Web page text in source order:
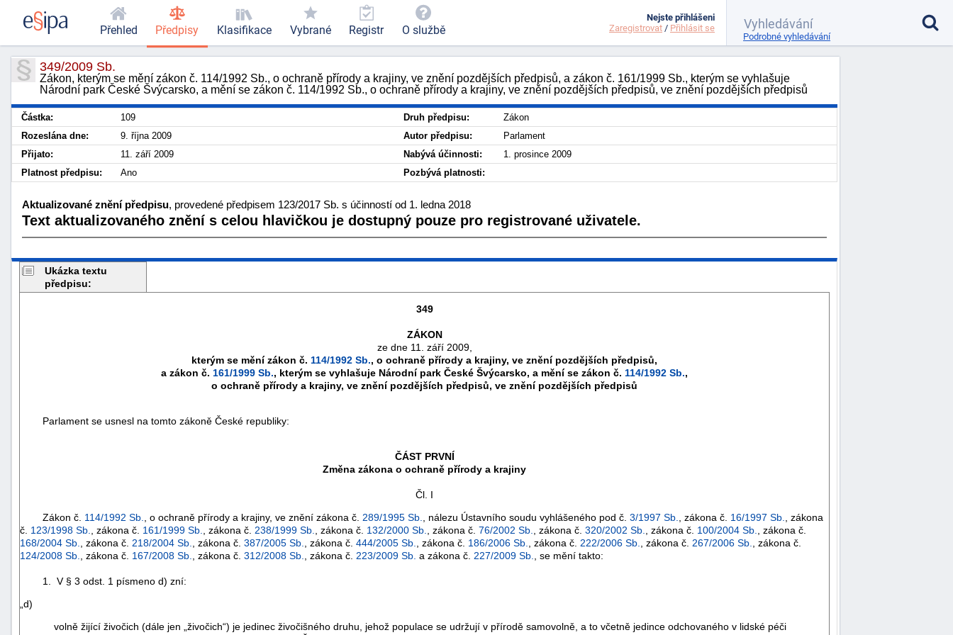
349/2009 Sb.
Zákon, kterým se mění zákon č. 114/1992 Sb., o ochraně přírody a krajiny, ve znění pozdějších předpisů, a zákon č. 161/1999 Sb., kterým se vyhlašuje
Národní park České Švýcarsko, a mění se zákon č. 114/1992 Sb., o ochraně přírody a krajiny, ve znění pozdějších předpisů, ve znění pozdějších předpisů
Částka: 109 Druh předpisu:
Zákon
Rozeslána dne:
9. října 2009 Autor předpisu:
Parlament
Přijato:
11. září 2009 Nabývá účinnosti:
1. prosince 2009
Platnost předpisu:
Ano Pozbývá platnosti:
Aktualizované znění předpisu, provedené předpisem 123/2017 Sb. s účinností od 1. ledna 2018
Text aktualizovaného znění s celou hlavičkou je dostupný pouze pro registrované uživatele.
Ukázka textu
předpisu:
349
ZÁKON
ze dne 11. září 2009,
kterým se mění zákon č. 114/1992 Sb., o ochraně přírody a krajiny, ve znění pozdějších předpisů,
a zákon č. 161/1999 Sb., kterým se vyhlašuje Národní park České Švýcarsko, a mění se zákon č. 114/1992 Sb.,
o ochraně přírody a krajiny, ve znění pozdějších předpisů, ve znění pozdějších předpisů
Parlament se usnesl na tomto zákoně České republiky:
ČÁST PRVNÍ
Změna zákona o ochraně přírody a krajiny
Čl. I
Zákon č. 114/1992 Sb. , o ochraně přírody a krajiny, ve znění zákona č. 289/1995 Sb. , nálezu Ústavního soudu vyhlášeného pod č. 3/1997 Sb. , zákona č. 16/1997 Sb.
, zákona
č. 123/1998 Sb. , zákona č. 161/1999 Sb. , zákona č. 238/1999 Sb. , zákona č. 132/2000 Sb. , zákona č. 76/2002 Sb. , zákona č. 320/2002 Sb. , zákona č. 100/2004 Sb.
, zákona č.
168/2004 Sb.
, zákona č. 218/2004 Sb. , zákona č. 387/2005 Sb. , zákona č. 444/2005 Sb. , zákona č. 186/2006 Sb. , zákona č. 222/2006 Sb. , zákona č. 267/2006 Sb.
, zákona č.
124/2008 Sb.
, zákona č. 167/2008 Sb. , zákona č. 312/2008 Sb. , zákona č. 223/2009 Sb. a zákona č. 227/2009 Sb. , se mění takto:
1. V § 3 odst. 1 písmeno d) zní:
„d)
volně žijící živočich (dále jen „živočich“) je jedinec živočišného druhu, jehož populace se udržují v přírodě samovolně, a to včetně jedince odchovaného v lidské péči
Přehled Předpisy Klasifikace Vybrané Registr O službě
Nejste přihlášeni
Zaregistrovat / Přihlásit se
Podrobné vyhledávání